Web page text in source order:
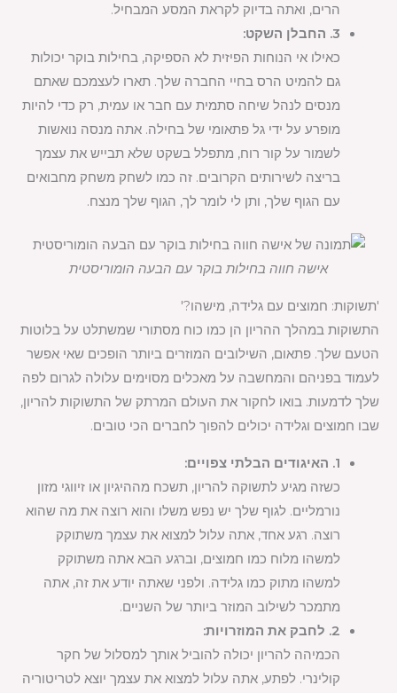
הרים, ואתה בדיוק לקראת המסע המבחיל.
3. החבלן השקט:
כאילו אי הנוחות הפיזית לא הספיקה, בחילות בוקר יכולות
גם להמיט הרס בחיי החברה שלך. תארו לעצמכם שאתם
מנסים לנהל שיחה סתמית עם חבר או עמית, רק כדי להיות
מופרע על ידי גל פתאומי של בחילה. אתה מנסה נואשות
לשמור על קור רוח, מתפלל בשקט שלא תבייש את עצמך
בריצה לשירותים הקרובים. זה כמו לשחק משחק מחבואים
עם הגוף שלך, ותן לי לומר לך, הגוף שלך מנצח.
אישה חווה בחילות בוקר עם הבעה הומוריסטית
'תשוקות: חמוצים עם גלידה, מישהו?'
התשוקות במהלך ההריון הן כמו כוח מסתורי שמשתלט על בלוטות
הטעם שלך. פתאום, השילובים המוזרים ביותר הופכים שאי אפשר
לעמוד בפניהם והמחשבה על מאכלים מסוימים עלולה לגרום לפה
שלך לדמעות. בואו לחקור את העולם המרתק של התשוקות להריון,
שבו חמוצים וגלידה יכולים להפוך לחברים הכי טובים.
1. האיגודים הבלתי צפויים:
כשזה מגיע לתשוקה להריון, תשכח מההיגיון או זיווגי מזון
נורמליים. לגוף שלך יש נפש משלו והוא רוצה את מה שהוא
רוצה. רגע אחד, אתה עלול למצוא את עצמך משתוקק
למשהו מלוח כמו חמוצים, וברגע הבא אתה משתוקק
למשהו מתוק כמו גלידה. ולפני שאתה יודע את זה, אתה
מתמכר לשילוב המוזר ביותר של השניים.
2. לחבק את המוזרויות:
הכמיהה להריון יכולה להוביל אותך למסלול של חקר
קולינרי. לפתע, אתה עלול למצוא את עצמך יוצא לטריטוריה